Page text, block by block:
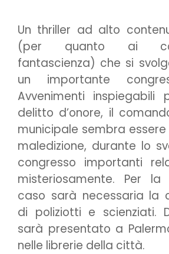
Un thriller ad alto
(per quanto ai
fantascienza) che si
un importante
Avvenimenti inspiegabili
delitto d’onore, il
municipale sembra
maledizione, durante lo
congresso importanti
misteriosamente. Per la
caso sarà necessaria la
di poliziotti e scienziati.
sarà presentato a
nelle librerie della città.